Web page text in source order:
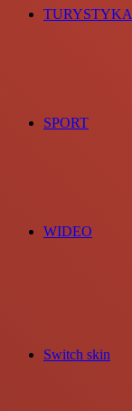
TURYSTYKA
SPORT
WIDEO
Switch skin